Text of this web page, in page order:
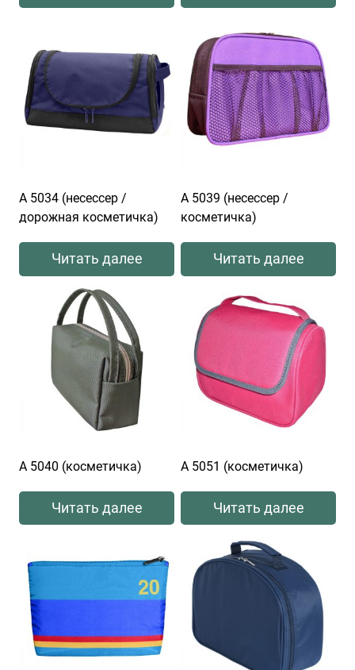
А 5034 (несессер /
дорожная косметичка)
Читать далее
А 5039 (несессер /
косметичка)
Читать далее
А 5040 (косметичка)
Читать далее
А 5051 (косметичка)
Читать далее